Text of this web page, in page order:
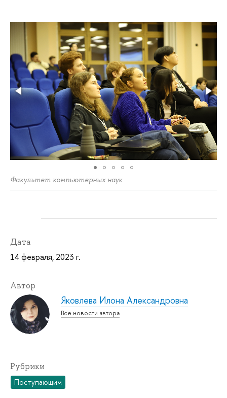
Факультет компьютерных наук
Дата
14 февраля, 2023 г.
Автор
Яковлева Илона Александровна
Все новости автора
Рубрики
Поступающим